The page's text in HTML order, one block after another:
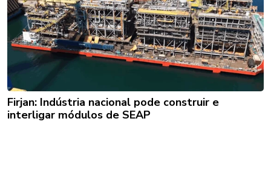
Firjan: Indústria nacional pode construir e
interligar módulos de SEAP